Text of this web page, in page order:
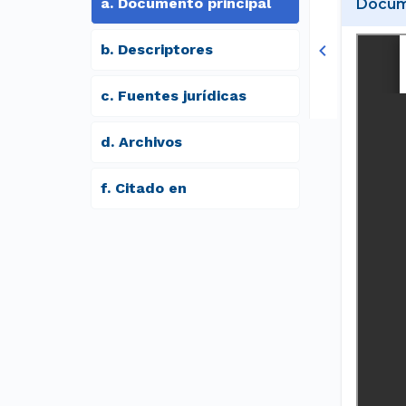
b. Descriptores
c. Fuentes jurídicas
d. archivos
f. Citado en